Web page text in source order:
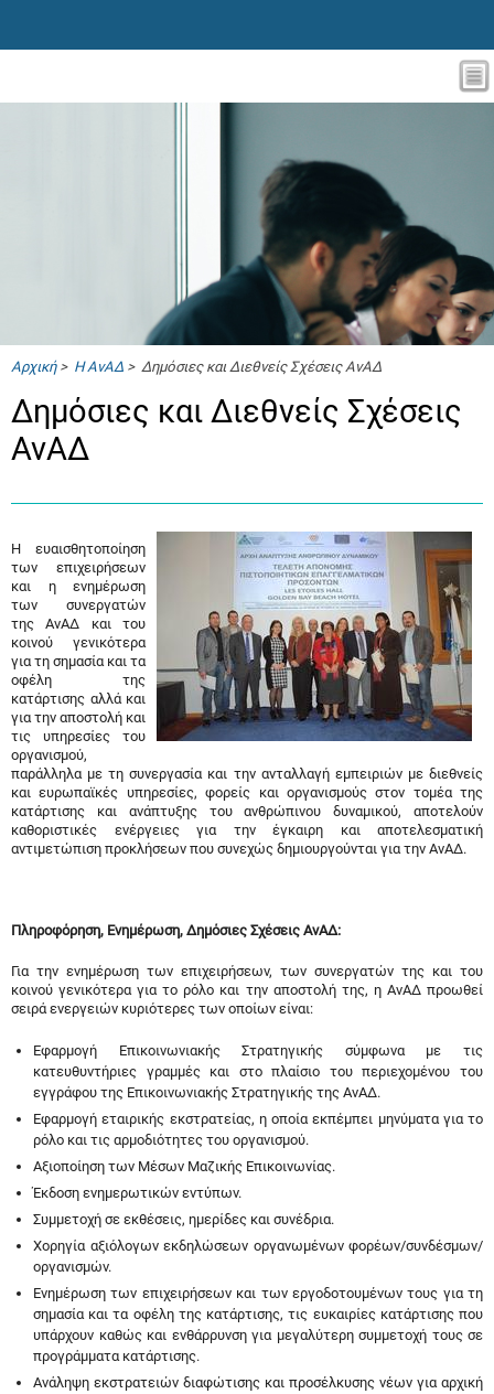
Αρχική> Η ΑνΑΔ > Δημόσιες και Διεθνείς Σχέσεις ΑνΑΔ
Δημόσιες και Διεθνείς Σχέσεις
ΑνΑΔ
Η ευαισθητοποίηση
των επιχειρήσεων
και η ενημέρωση
των συνεργατών
της ΑνΑΔ και του
κοινού γενικότερα
για τη σημασία και τα
οφέλη της
κατάρτισης αλλά και
για την αποστολή και
τις υπηρεσίες του
οργανισμού,
παράλληλα με τη συνεργασία και την ανταλλαγή εμπειριών με διεθνείς
και ευρωπαϊκές υπηρεσίες, φορείς και οργανισμούς στον τομέα της
κατάρτισης και ανάπτυξης του ανθρώπινου δυναμικού, αποτελούν
καθοριστικές ενέργειες για την έγκαιρη και αποτελεσματική
αντιμετώπιση προκλήσεων που συνεχώς δημιουργούνται για την ΑνΑΔ.
Πληροφόρηση, Ενημέρωση, Δημόσιες Σχέσεις ΑνΑΔ:
Για την ενημέρωση των επιχειρήσεων, των συνεργατών της και του
κοινού γενικότερα για το ρόλο και την αποστολή της, η ΑνΑΔ προωθεί
σειρά ενεργειών κυριότερες των οποίων είναι:
Εφαρμογή Επικοινωνιακής Στρατηγικής σύμφωνα με τις
κατευθυντήριες γραμμές και στο πλαίσιο του περιεχομένου του
εγγράφου της Επικοινωνιακής Στρατηγικής της ΑνΑΔ.
Εφαρμογή εταιρικής εκστρατείας, η οποία εκπέμπει μηνύματα για το
ρόλο και τις αρμοδιότητες του οργανισμού.
Αξιοποίηση των Μέσων Μαζικής Επικοινωνίας.
Έκδοση ενημερωτικών εντύπων.
Συμμετοχή σε εκθέσεις, ημερίδες και συνέδρια.
Χορηγία αξιόλογων εκδηλώσεων οργανωμένων φορέων/συνδέσμων/
οργανισμών.
Ενημέρωση των επιχειρήσεων και των εργοδοτουμένων τους για τη
σημασία και τα οφέλη της κατάρτισης, τις ευκαιρίες κατάρτισης που
υπάρχουν καθώς και ενθάρρυνση για μεγαλύτερη συμμετοχή τους σε
προγράμματα κατάρτισης.
Ανάληψη εκστρατειών διαφώτισης και προσέλκυσης νέων για αρχική